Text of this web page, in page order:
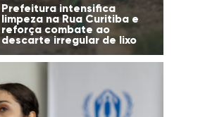
Prefeitura intensifica
limpeza na Rua Curitiba e
reforça combate ao
descarte irregular de lixo